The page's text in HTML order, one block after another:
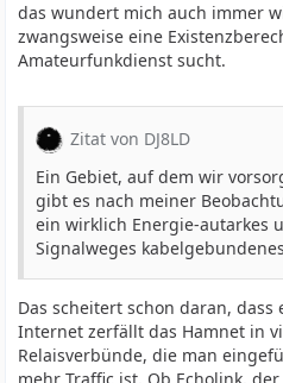
das wundert mich auch immer
zwangsweise eine
Amateurfunkdienst sucht.
Zitat von DJ8LD
Ein Gebiet, auf dem wir
gibt es nach meiner
ein wirklich Energie-autarkes
Signalweges
Das scheitert schon daran,
Internet zerfällt das Hamnet in
Relaisverbünde, die man